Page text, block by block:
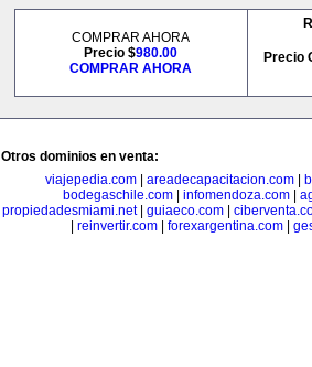
COMPRAR AHORA
Precio $980.00
COMPRAR AHORA
Precio
Otros dominios en venta:
viajepedia.com| areadecapacitacion.com|
bodegaschile.com| infomendoza.com|
propiedadesmiami.net| guiaeco.com|
reinvertir.com| forexargentina.com|